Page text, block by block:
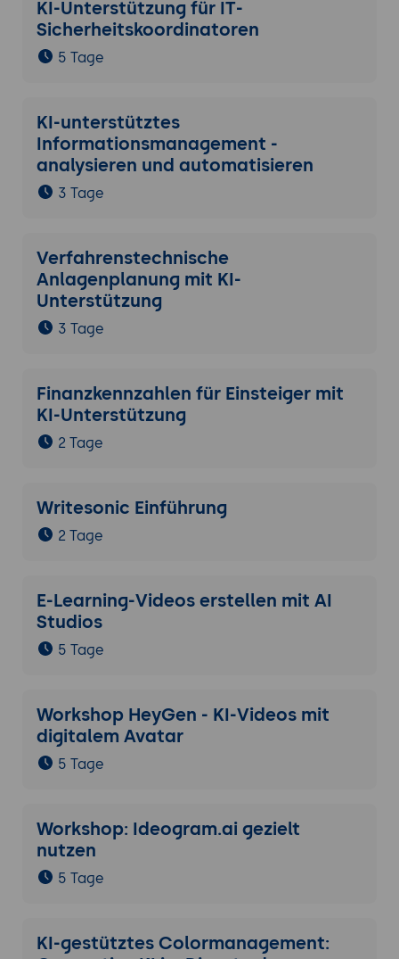
KI-Unterstützung für IT-
Sicherheitskoordinatoren
5 Tage
KI-unterstütztes
Informationsmanagement -
analysieren und automatisieren
3 Tage
Verfahrenstechnische
Anlagenplanung mit KI-
Unterstützung
3 Tage
Finanzkennzahlen für Einsteiger mit
KI-Unterstützung
2 Tage
Writesonic Einführung
2 Tage
E-Learning-Videos erstellen mit AI
Studios
5 Tage
Workshop HeyGen - KI-Videos mit
digitalem Avatar
5 Tage
Workshop: Ideogram.ai gezielt
nutzen
5 Tage
KI-gestütztes Colormanagement: